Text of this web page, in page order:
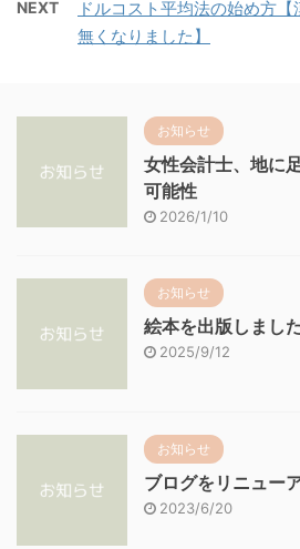
NEXT
ドルコスト平均法の始め方
無くなりました】
お知らせ
女性会計士、地に
可能性
2026/1/10
お知らせ
絵本を出版しまし
2025/9/12
お知らせ
ブログをリニュー
2023/6/20